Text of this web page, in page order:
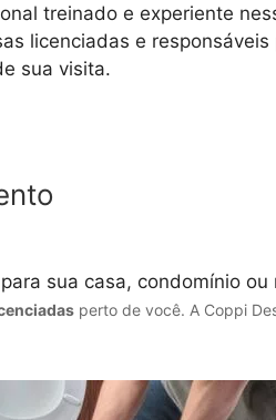
treinado e experiente
licenciadas e
sua visita.
sua casa, condomínio
perto de você. A Coppi